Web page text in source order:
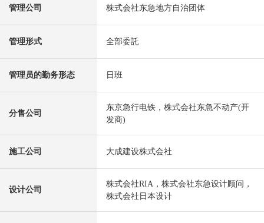
管理公司 株式会社东急地方自治团体
管理形式 全部委託
管理员的勤务形态 日班
分售公司
东京急行电铁，株式会社东急不动产(开
发商)
施工公司 大成建设株式会社
设计公司
株式会社RIA，株式会社东急设计顾问，
株式会社日本设计